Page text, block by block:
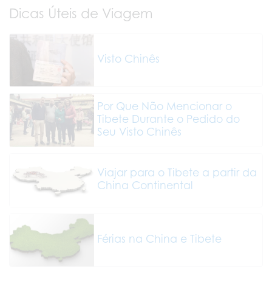
Dicas Úteis de Viagem
Visto Chinês
Por Que Não Mencionar o
Tibete Durante o Pedido do
Seu Visto Chinês
Viajar para o Tibete a partir da
China Continental
Férias na China e Tibete